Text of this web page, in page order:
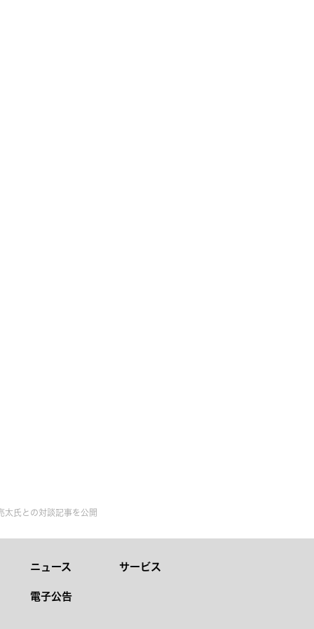
太氏との対談記事を公開
ニュース
サービス
電子公告